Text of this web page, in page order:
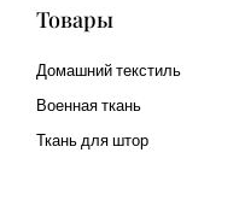
Товары
Домашний текстиль
Военная ткань
Ткань для штор